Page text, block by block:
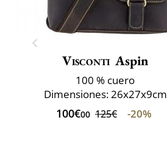
Visconti Aspin
100 % cuero
Dimensiones: 26x27x9cm
100€00 125€ -20%